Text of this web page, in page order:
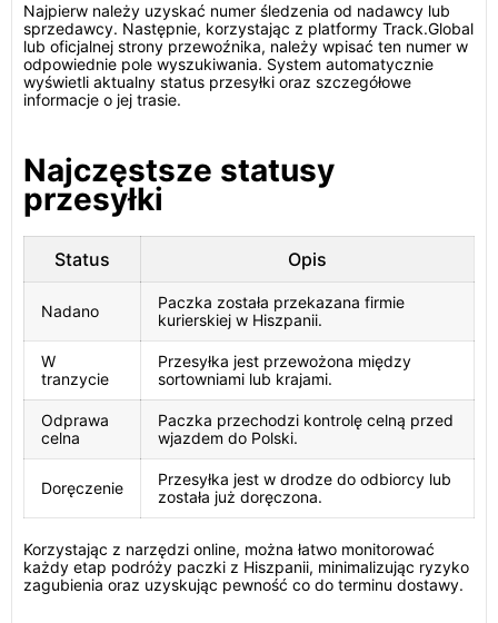
Najpierw należy uzyskać numer śledzenia od nadawcy lub
sprzedawcy. Następnie, korzystając z platformy Track.Global
lub oficjalnej strony przewoźnika, należy wpisać ten numer w
odpowiednie pole wyszukiwania. System automatycznie
wyświetli aktualny status przesyłki oraz szczegółowe
informacje o jej trasie.
Najczęstsze statusy
przesyłki
Status Opis
Nadano
Paczka została przekazana firmie
kurierskiej w Hiszpanii.
W
tranzycie
Przesyłka jest przewożona między
sortowniami lub krajami.
Odprawa
celna
Paczka przechodzi kontrolę celną przed
wjazdem do Polski.
Doręczenie
Przesyłka jest w drodze do odbiorcy lub
została już doręczona.
Korzystając z narzędzi online, można łatwo monitorować
każdy etap podróży paczki z Hiszpanii, minimalizując ryzyko
zagubienia oraz uzyskując pewność co do terminu dostawy.